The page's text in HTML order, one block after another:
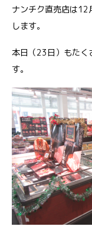
ナンチク直売店は12
します。
本日（23日）もたく
す。